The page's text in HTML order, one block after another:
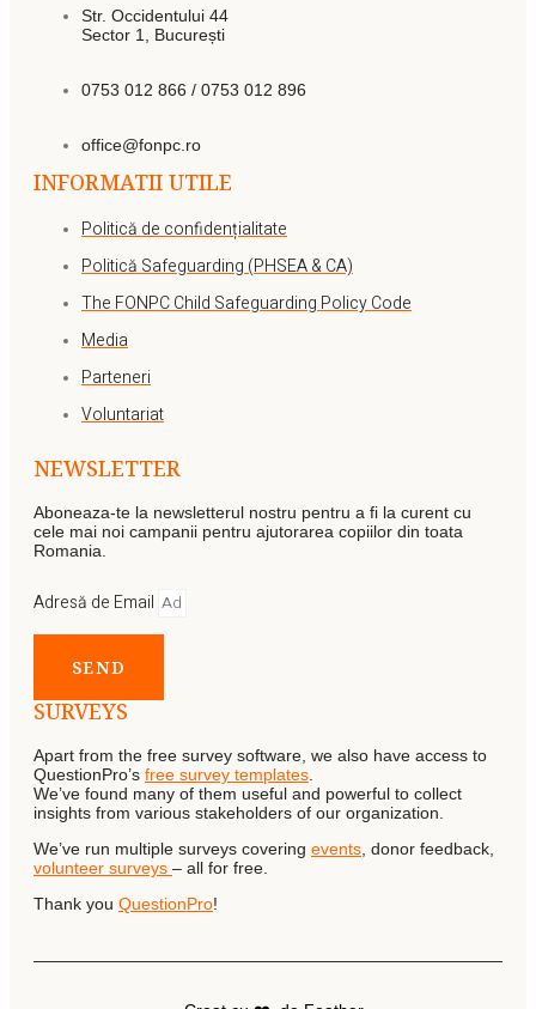
Str. Occidentului 44
Sector 1, București
0753 012 866 / 0753 012 896
office@fonpc.ro
INFORMATII UTILE
Politică de confidențialitate
Politică Safeguarding (PHSEA & CA)
The FONPC Child Safeguarding Policy Code
Media
Parteneri
Voluntariat
NEWSLETTER
Aboneaza-te la newsletterul nostru pentru a fi la curent cu
cele mai noi campanii pentru ajutorarea copiilor din toata
Romania.
Adresă de Email
SEND
SURVEYS
Apart from the free survey software, we also have access to
QuestionPro’s free survey templates.
We’ve found many of them useful and powerful to collect
insights from various stakeholders of our organization.
We’ve run multiple surveys covering events, donor feedback,
volunteer surveys – all for free.
Thank you QuestionPro!